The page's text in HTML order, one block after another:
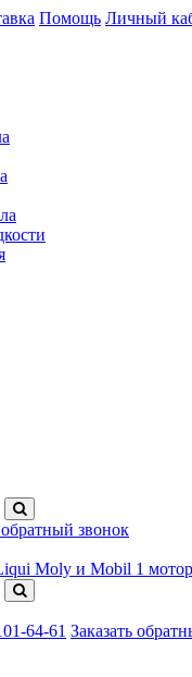
Помощь Личный
обратный звонок
64-61 Заказать